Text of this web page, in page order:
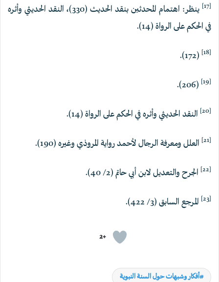
[17]
ينظر: اهتمام المحدثين بنقد الحديث (330)، النقد الحديثي وأثره
في الحكم على الرواة (14).
[18]
(172).
[19]
(206).
[20] النقد الحديثي وأثره في الحكم على الرواة (14).
[21] العلل ومعرفة الرجال لأحمد رواية المروذي وغيره (190).
[22] الجرح والتعديل لابن أبي حاتم (2/ 40).
[23] المرجع السابق (3/ 422).
+2
أفكار وشبهات حول السنة النبوية